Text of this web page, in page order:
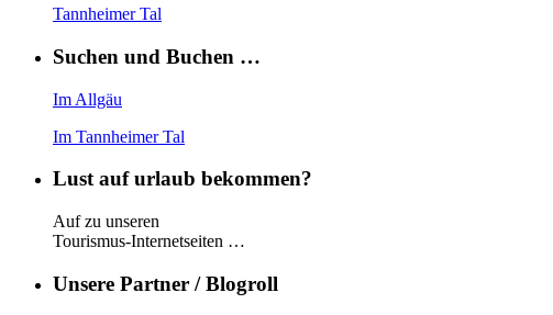
Tannheimer Tal
Suchen und Buchen …
Im Allgäu
Im Tannheimer Tal
Lust auf urlaub bekommen?
Auf zu unseren
Tourismus-Internetseiten …
Unsere Partner / Blogroll